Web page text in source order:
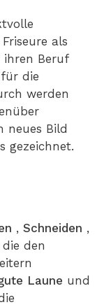
als
Beruf
die
werden
neues Bild
gezeichnet.
, Schneiden ,
den
Laune und